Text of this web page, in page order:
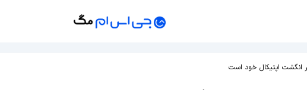
انگشت اپتیکال خود است